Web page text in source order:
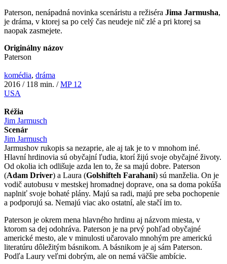
Paterson, nenápadná novinka scenáristu a režiséra Jima Jarmusha,
je dráma, v ktorej sa po celý čas neudeje nič zlé a pri ktorej sa
naopak zasmejete.
Originálny názov
Paterson
komédia, dráma
2016 / 118 min. /MP 12
USA
Réžia
Jim Jarmusch
Scenár
Jim Jarmusch
Jarmushov rukopis sa nezaprie, ale aj tak je to v mnohom iné.
Hlavní hrdinovia sú obyčajní ľudia, ktorí žijú svoje obyčajné životy.
Od okolia ich odlišuje azda len to, že sa majú dobre. Paterson
(Adam Driver) a Laura (Golshifteh Farahani) sú manželia. On je
vodič autobusu v mestskej hromadnej doprave, ona sa doma pokúša
naplniť svoje bohaté plány. Majú sa radi, majú pre seba pochopenie
a podporujú sa. Nemajú viac ako ostatní, ale stačí im to.
Paterson je okrem mena hlavného hrdinu aj názvom miesta, v
ktorom sa dej odohráva. Paterson je na prvý pohľad obyčajné
americké mesto, ale v minulosti učarovalo mnohým pre americkú
literatúru dôležitým básnikom. A básnikom je aj sám Paterson.
Podľa Laury veľmi dobrým, ale on nemá väčšie ambície.